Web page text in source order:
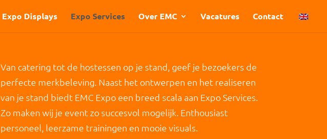
Expo Displays Expo Services Over EMC Vacatures Contact
Van catering tot de hostessen op je stand, geef je bezoekers de
perfecte merkbeleving. Naast het ontwerpen en het realiseren
van je stand biedt EMC Expo een breed scala aan Expo Services.
Zo maken wij je event zo succesvol mogelijk. Enthousiast
personeel, leerzame trainingen en mooie visuals.